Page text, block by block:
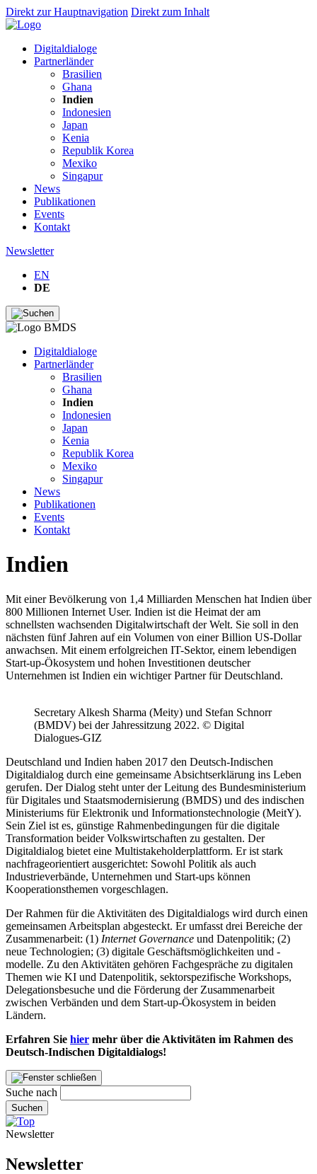
Direkt zur Hauptnavigation Direkt zum Inhalt
Digitaldialoge
Partnerländer
Brasilien
Ghana
Indien
Indonesien
Japan
Kenia
Republik Korea
Mexiko
Singapur
News
Publikationen
Events
Kontakt
Newsletter
EN
DE
Digitaldialoge
Partnerländer
Brasilien
Ghana
Indien
Indonesien
Japan
Kenia
Republik Korea
Mexiko
Singapur
News
Publikationen
Events
Kontakt
Indien
Mit einer Bevölkerung von 1,4 Milliarden Menschen hat Indien über
800 Millionen Internet User. Indien ist die Heimat der am
schnellsten wachsenden Digitalwirtschaft der Welt. Sie soll in den
nächsten fünf Jahren auf ein Volumen von einer Billion US-Dollar
anwachsen. Mit einem erfolgreichen IT-Sektor, einem lebendigen
Start-up-Ökosystem und hohen Investitionen deutscher
Unternehmen ist Indien ein wichtiger Partner für Deutschland.
Secretary Alkesh Sharma (Meity) und Stefan Schnorr
(BMDV) bei der Jahressitzung 2022. © Digital
Dialogues-GIZ
Deutschland und Indien haben 2017 den Deutsch-Indischen
Digitaldialog durch eine gemeinsame Absichtserklärung ins Leben
gerufen. Der Dialog steht unter der Leitung des Bundesministerium
für Digitales und Staatsmodernisierung (BMDS) und des indischen
Ministeriums für Elektronik und Informationstechnologie (MeitY).
Sein Ziel ist es, günstige Rahmenbedingungen für die digitale
Transformation beider Volkswirtschaften zu gestalten. Der
Digitaldialog bietet eine Multistakeholderplattform. Er ist stark
nachfrageorientiert ausgerichtet: Sowohl Politik als auch
Industrieverbände, Unternehmen und Start-ups können
Kooperationsthemen vorgeschlagen.
Der Rahmen für die Aktivitäten des Digitaldialogs wird durch einen
gemeinsamen Arbeitsplan abgesteckt. Er umfasst drei Bereiche der
Zusammenarbeit: (1) Internet Governance und Datenpolitik; (2)
neue Technologien; (3) digitale Geschäftsmöglichkeiten und -
modelle. Zu den Aktivitäten gehören Fachgespräche zu digitalen
Themen wie KI und Datenpolitik, sektorspezifische Workshops,
Delegationsbesuche und die Förderung der Zusammenarbeit
zwischen Verbänden und dem Start-up-Ökosystem in beiden
Ländern.
Erfahren Sie hier mehr über die Aktivitäten im Rahmen des
Deutsch-Indischen Digitaldialogs!
Suche nach
Suchen
Newsletter
Newsletter